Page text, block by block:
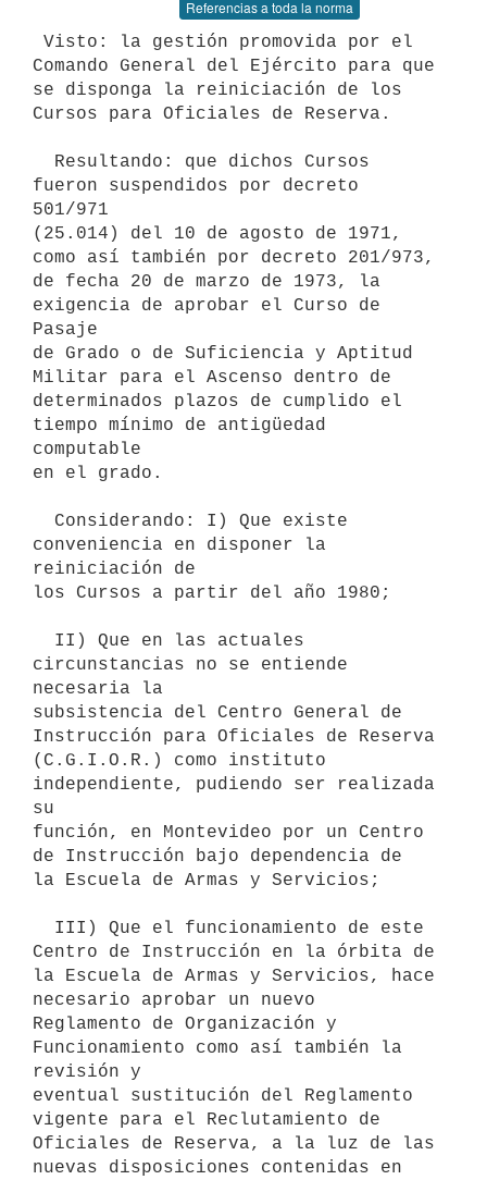
Referencias a toda la norma
Comando General del Ejército para que
se disponga la reiniciación de los
Cursos para Oficiales de Reserva.
fueron suspendidos por decreto
501/971
(25.014) del 10 de agosto de 1971,
como así también por decreto 201/973,
de fecha 20 de marzo de 1973, la
exigencia de aprobar el Curso de
Pasaje
de Grado o de Suficiencia y Aptitud
Militar para el Ascenso dentro de
determinados plazos de cumplido el
tiempo mínimo de antigüedad
computable
en el grado.
conveniencia en disponer la
reiniciación de
los Cursos a partir del año 1980;
circunstancias no se entiende
necesaria la
subsistencia del Centro General de
Instrucción para Oficiales de Reserva
(C.G.I.O.R.) como instituto
independiente, pudiendo ser realizada
su
función, en Montevideo por un Centro
de Instrucción bajo dependencia de
la Escuela de Armas y Servicios;
Centro de Instrucción en la órbita de
la Escuela de Armas y Servicios, hace
necesario aprobar un nuevo
Reglamento de Organización y
Funcionamiento como así también la
revisión y
eventual sustitución del Reglamento
vigente para el Reclutamiento de
Oficiales de Reserva, a la luz de las
nuevas disposiciones contenidas en